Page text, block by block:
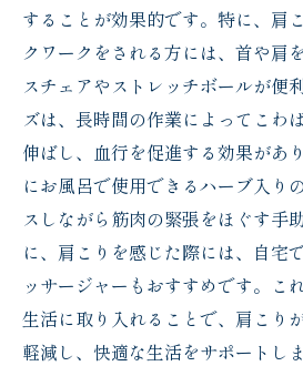
することが効果的です。特に、肩
クワークをされる方には、首や肩
スチェアやストレッチボールが便
ズは、長時間の作業によってこわ
伸ばし、血行を促進する効果があ
にお風呂で使用できるハーブ入り
スしながら筋肉の緊張をほぐす手
に、肩こりを感じた際には、自宅
ッサージャーもおすすめです。こ
生活に取り入れることで、肩こり
軽減し、快適な生活をサポートしま